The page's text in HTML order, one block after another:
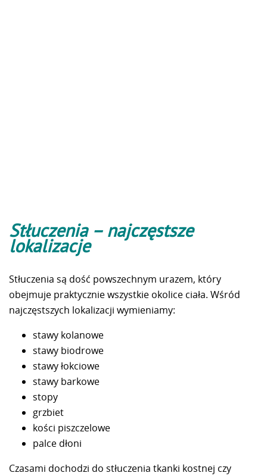
Stłuczenia – najczęstsze
lokalizacje
Stłuczenia są dość powszechnym urazem, który
obejmuje praktycznie wszystkie okolice ciała. Wśród
najczęstszych lokalizacji wymieniamy:
stawy kolanowe
stawy biodrowe
stawy łokciowe
stawy barkowe
stopy
grzbiet
kości piszczelowe
palce dłoni
Czasami dochodzi do stłuczenia tkanki kostnej czy